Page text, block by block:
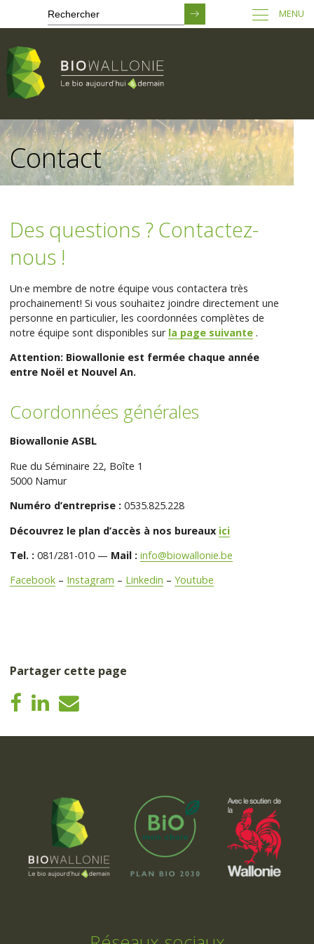
Passer
au
contenu
principal
MENU
Contact
Des questions ? Contactez-
nous !
Un·e membre de notre équipe vous contactera très
prochainement! Si vous souhaitez joindre directement une
personne en particulier, les coordonnées complètes de
notre équipe sont disponibles sur la page suivante .
Attention: Biowallonie est fermée chaque année
entre Noël et Nouvel An.
Coordonnées générales
Biowallonie ASBL
Rue du Séminaire 22, Boîte 1
5000 Namur
Numéro d’entreprise : 0535.825.228
Découvrez le plan d’accès à nos bureaux ici
Tel. : 081/281-010 — Mail : info@biowallonie.be
Facebook – Instagram – Linkedin –Youtube
Partager cette page